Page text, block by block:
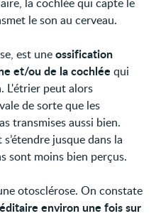
le son au cerveau.
est uneossification
et/ou de la cochlée qui
L'étrier peut alors
de sorte que les
transmises aussi bien.
jusque dans la
sont moins bien perçus.
otosclérose. On constate
environ une fois sur